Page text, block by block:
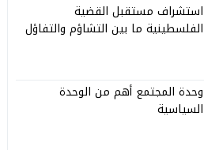
استشراف مستقبل القضية
الفلسطينية ما بين التشاؤم والتفاؤل
وحدة المجتمع أهم من الوحدة
السياسية